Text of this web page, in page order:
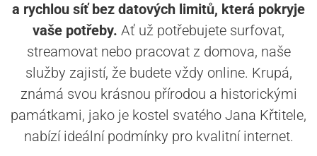
a rychlou síť bez datových limitů, která pokryje
vaše potřeby. Ať už potřebujete surfovat,
streamovat nebo pracovat z domova, naše
služby zajistí, že budete vždy online. Krupá,
známá svou krásnou přírodou a historickými
památkami, jako je kostel svatého Jana Křtitele,
nabízí ideální podmínky pro kvalitní internet.